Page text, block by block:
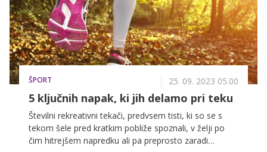
na 27. VW Ljubljanskem maratonu.
ŠPORT 25. 09. 2023 05.00
5 ključnih napak, ki jih delamo pri teku
Številni rekreativni tekači, predvsem tisti, ki so se s
tekom šele pred kratkim pobliže spoznali, v želji po
čim hitrejšem napredku ali pa preprosto zaradi